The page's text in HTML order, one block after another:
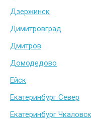
Дзержинск
Димитровград
Дмитров
Домодедово
Ейск
Екатеринбург Север
Екатеринбург